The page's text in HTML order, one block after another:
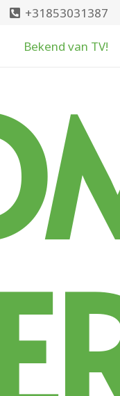
+31853031387
Bekend van TV!